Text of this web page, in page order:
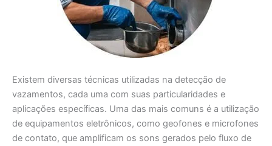
Existem diversas técnicas utilizadas na detecção de
vazamentos, cada uma com suas particularidades e
aplicações específicas. Uma das mais comuns é a utilização
de equipamentos eletrônicos, como geofones e microfones
de contato, que amplificam os sons gerados pelo fluxo de